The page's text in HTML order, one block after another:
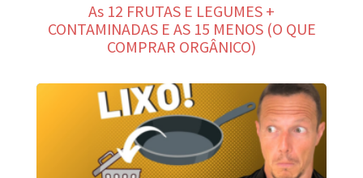
As 12 FRUTAS E LEGUMES +
CONTAMINADAS E AS 15 MENOS (O QUE
COMPRAR ORGÂNICO)